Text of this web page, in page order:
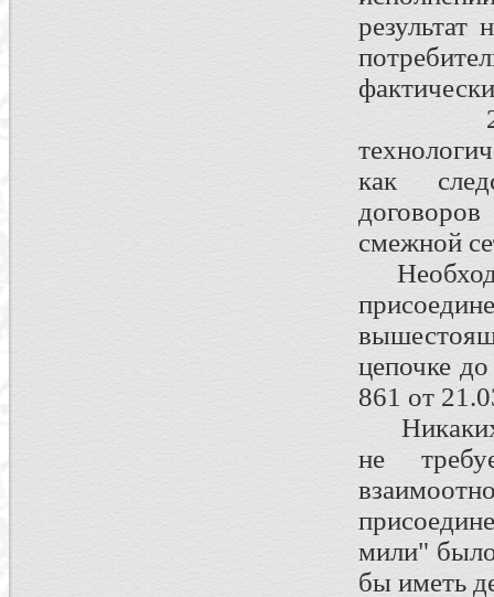
результат
2.
как
смежной
цепочке
861 от
Никаких
не
мили"
бы иметь